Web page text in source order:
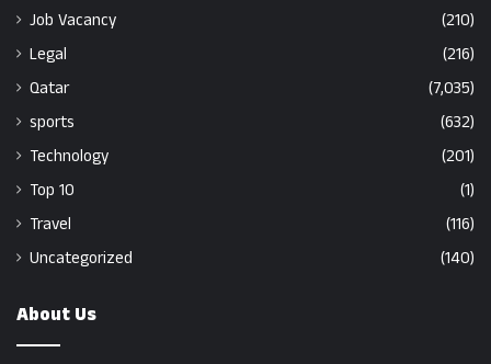
Job Vacancy
(210)
Legal
(216)
Qatar
(7,035)
sports
(632)
Technology
(201)
Top 10
(1)
Travel
(116)
Uncategorized
(140)
About Us